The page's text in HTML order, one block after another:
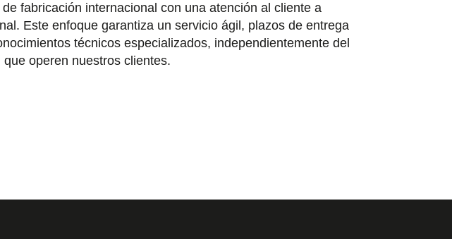
fabricación internacional con una atención al cliente a
Este enfoque garantiza un servicio ágil, plazos de entrega
técnicos especializados, independientemente del
que operen nuestros clientes.